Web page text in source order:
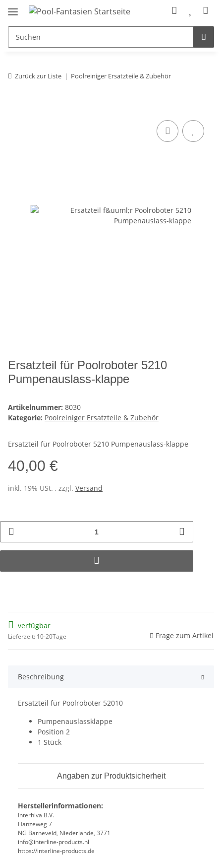
Zurück zur Liste Poolreiniger Ersatzteile & Zubehör
Ersatzteil für Poolroboter 5210
Pumpenauslass-klappe
Artikelnummer: 8030
Kategorie: Poolreiniger Ersatzteile & Zubehör
Ersatzteil für Poolroboter 5210 Pumpenauslass-klappe
40,00 €
inkl. 19% USt. , zzgl. Versand
verfügbar
Lieferzeit: 10-20Tage Frage zum Artikel
Beschreibung
Ersatzteil für Poolroboter 52010
Pumpenauslassklappe
Position 2
1 Stück
Angaben zur Produktsicherheit
Herstellerinformationen:
Interhiva B.V.
Hanzeweg 7
NG Barneveld, Niederlande, 3771
info@interline-products.nl
https://interline-products.de